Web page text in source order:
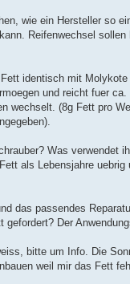
wie ein Hersteller so
Reifenwechsel sollen
identisch mit
und reicht fuer
wechselt. (8g Fett pro
Was verwendet
als Lebensjahre uebrig
das passendes
gefordert? Der
bitte um Info. Die
weil mir das Fett